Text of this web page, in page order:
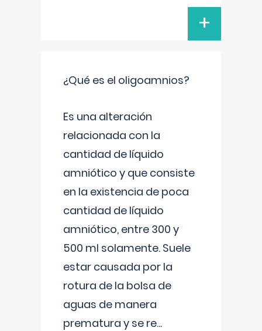
+
¿Qué es el oligoamnios?
Es una alteración
relacionada con la
cantidad de líquido
amniótico y que consiste
en la existencia de poca
cantidad de líquido
amniótico, entre 300 y
500 ml solamente. Suele
estar causada por la
rotura de la bolsa de
aguas de manera
prematura y se re...